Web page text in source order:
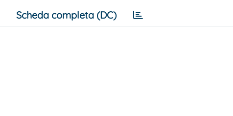
Scheda completa (DC)